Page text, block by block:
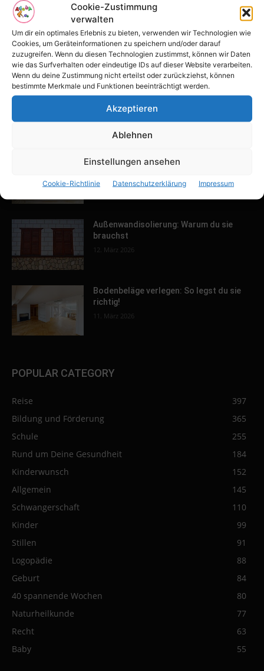
Cookie-Zustimmung
verwalten
Um dir ein optimales Erlebnis zu bieten, verwenden wir Technologien wie
Cookies, um Geräteinformationen zu speichern und/oder darauf
zuzugreifen. Wenn du diesen Technologien zustimmst, können wir Daten
wie das Surfverhalten oder eindeutige IDs auf dieser Website verarbeiten.
Wenn du deine Zustimmung nicht erteilst oder zurückziehst, können
bestimmte Merkmale und Funktionen beeinträchtigt werden.
Akzeptieren
Ablehnen
Einstellungen ansehen
Cookie-Richtlinie Datenschutzerklärung Impressum
ein
16. April 2026
Familien-Paradies an der Adria
31. März 2026
Keller ausbauen: Tipps und Ideen für
dein Zuhause
13. März 2026
Außenwandisolierung: Warum du sie
brauchst
12. März 2026
Bodenbeläge verlegen: So legst du sie
richtig!
11. März 2026
POPULAR CATEGORY
Reise
397
Bildung und Förderung
365
Schule
255
Rund um Deine Gesundheit
184
Kinderwunsch
152
Allgemein
145
Schwangerschaft
110
Kinder
99
Stillen
91
Logopädie
88
Geburt
84
40 spannende Wochen
80
Naturheilkunde
77
Recht
63
Baby
55